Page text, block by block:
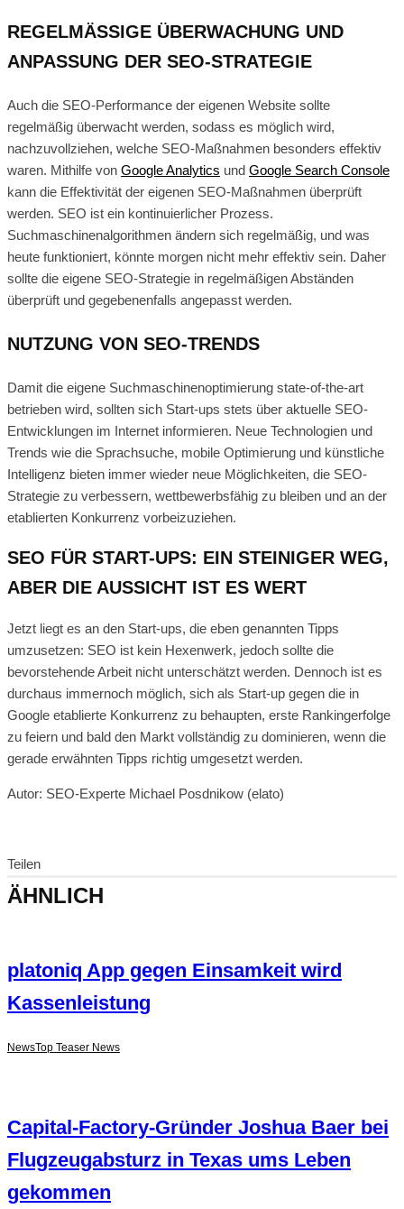
REGELMÄSSIGE ÜBERWACHUNG UND A
NPASSUNG DER SEO-STRATEGIE
Auch die SEO-Performance der eigenen Website sollte
regelmäßig überwacht werden, sodass es möglich wird,
nachzuvollziehen, welche SEO-Maßnahmen besonders effektiv
waren. Mithilfe von Google Analytics und Google Search Console
kann die Effektivität der eigenen SEO-Maßnahmen überprüft
werden. SEO ist ein kontinuierlicher Prozess.
Suchmaschinenalgorithmen ändern sich regelmäßig, und was
heute funktioniert, könnte morgen nicht mehr effektiv sein. Daher
sollte die eigene SEO-Strategie in regelmäßigen Abständen
überprüft und gegebenenfalls angepasst werden.
NUTZUNG VON SEO-TRENDS
Damit die eigene Suchmaschinenoptimierung state-of-the-art
betrieben wird, sollten sich Start-ups stets über aktuelle SEO-
Entwicklungen im Internet informieren. Neue Technologien und
Trends wie die Sprachsuche, mobile Optimierung und künstliche
Intelligenz bieten immer wieder neue Möglichkeiten, die SEO-
Strategie zu verbessern, wettbewerbsfähig zu bleiben und an der
etablierten Konkurrenz vorbeizuziehen.
SEO FÜR START-UPS: EIN STEINIGER WEG,
ABER DIE AUSSICHT IST ES WERT
Jetzt liegt es an den Start-ups, die eben genannten Tipps
umzusetzen: SEO ist kein Hexenwerk, jedoch sollte die
bevorstehende Arbeit nicht unterschätzt werden. Dennoch ist es
durchaus immernoch möglich, sich als Start-up gegen die in
Google etablierte Konkurrenz zu behaupten, erste Rankingerfolge
zu feiern und bald den Markt vollständig zu dominieren, wenn die
gerade erwähnten Tipps richtig umgesetzt werden.
Autor: SEO-Experte Michael Posdnikow (elato)
Teilen
ÄHNLICH
platoniq App gegen Einsamkeit wird
Kassenleistung
NewsTop Teaser News
Capital-Factory-Gründer Joshua Baer bei
Flugzeugabsturz in Texas ums Leben
gekommen